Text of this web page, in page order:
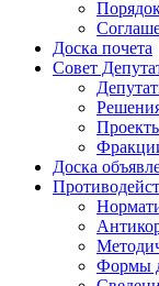
Доска почета
Совет
Доска
Формы